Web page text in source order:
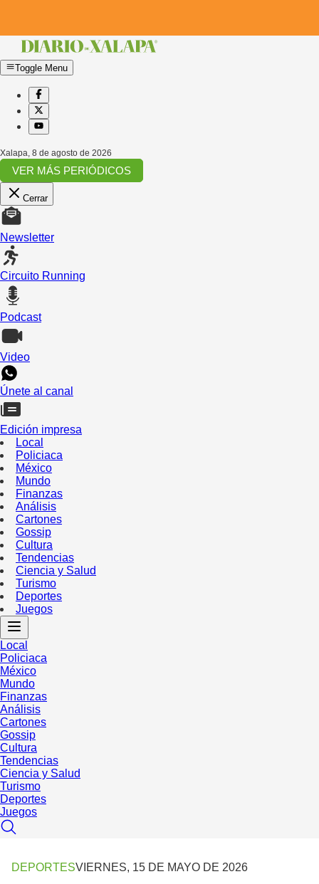
Toggle Menu
Xalapa, 8 de agosto de 2026
VER MÁS PERIÓDICOS
Cerrar
Newsletter
Circuito Running
Podcast
Video
Únete al canal
Edición impresa
Local
Policiaca
México
Mundo
Finanzas
Análisis
Cartones
Gossip
Cultura
Tendencias
Ciencia y Salud
Turismo
Deportes
Juegos
Local
Policiaca
México
Mundo
Finanzas
Análisis
Cartones
Gossip
Cultura
Tendencias
Ciencia y Salud
Turismo
Deportes
Juegos
DEPORTESVIERNES, 15 DE MAYO DE 2026